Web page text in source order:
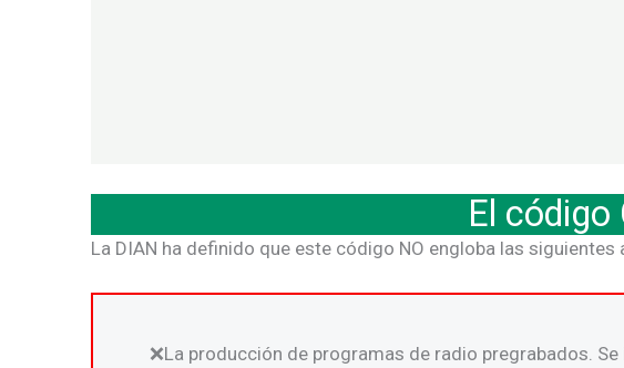
El código
La DIAN ha definido que este código NO engloba las siguientes
La producción de programas de radio pregrabados. Se